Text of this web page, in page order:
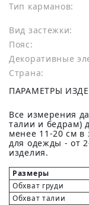
Тип карманов:
Вид застежки:
Пояс:
Декоративные
Страна:
ПАРАМЕТРЫ
Все измерения
талии и бедрам)
менее 11-20 см в
для одежды - от
изделия.
Размеры
Обхват груди
Обхват талии